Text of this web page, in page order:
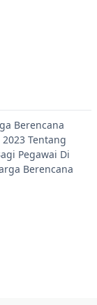
Berencana
Tentang
Pegawai Di
Berencana